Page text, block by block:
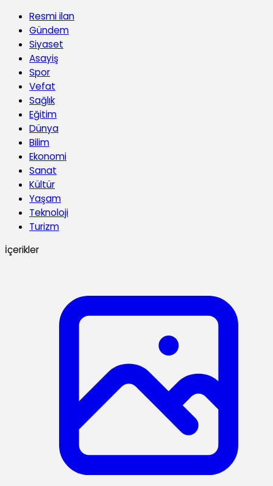
Resmi ilan
Gündem
Siyaset
Asayiş
Spor
Vefat
Sağlık
Eğitim
Dünya
Bilim
Ekonomi
Sanat
Kültür
Yaşam
Teknoloji
Turizm
İçerikler